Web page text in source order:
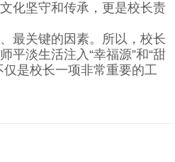
化坚守和传承，更是校长责
最关键的因素。所以，校长
平淡生活注入“幸福源”和“甜
是校长一项非常重要的工